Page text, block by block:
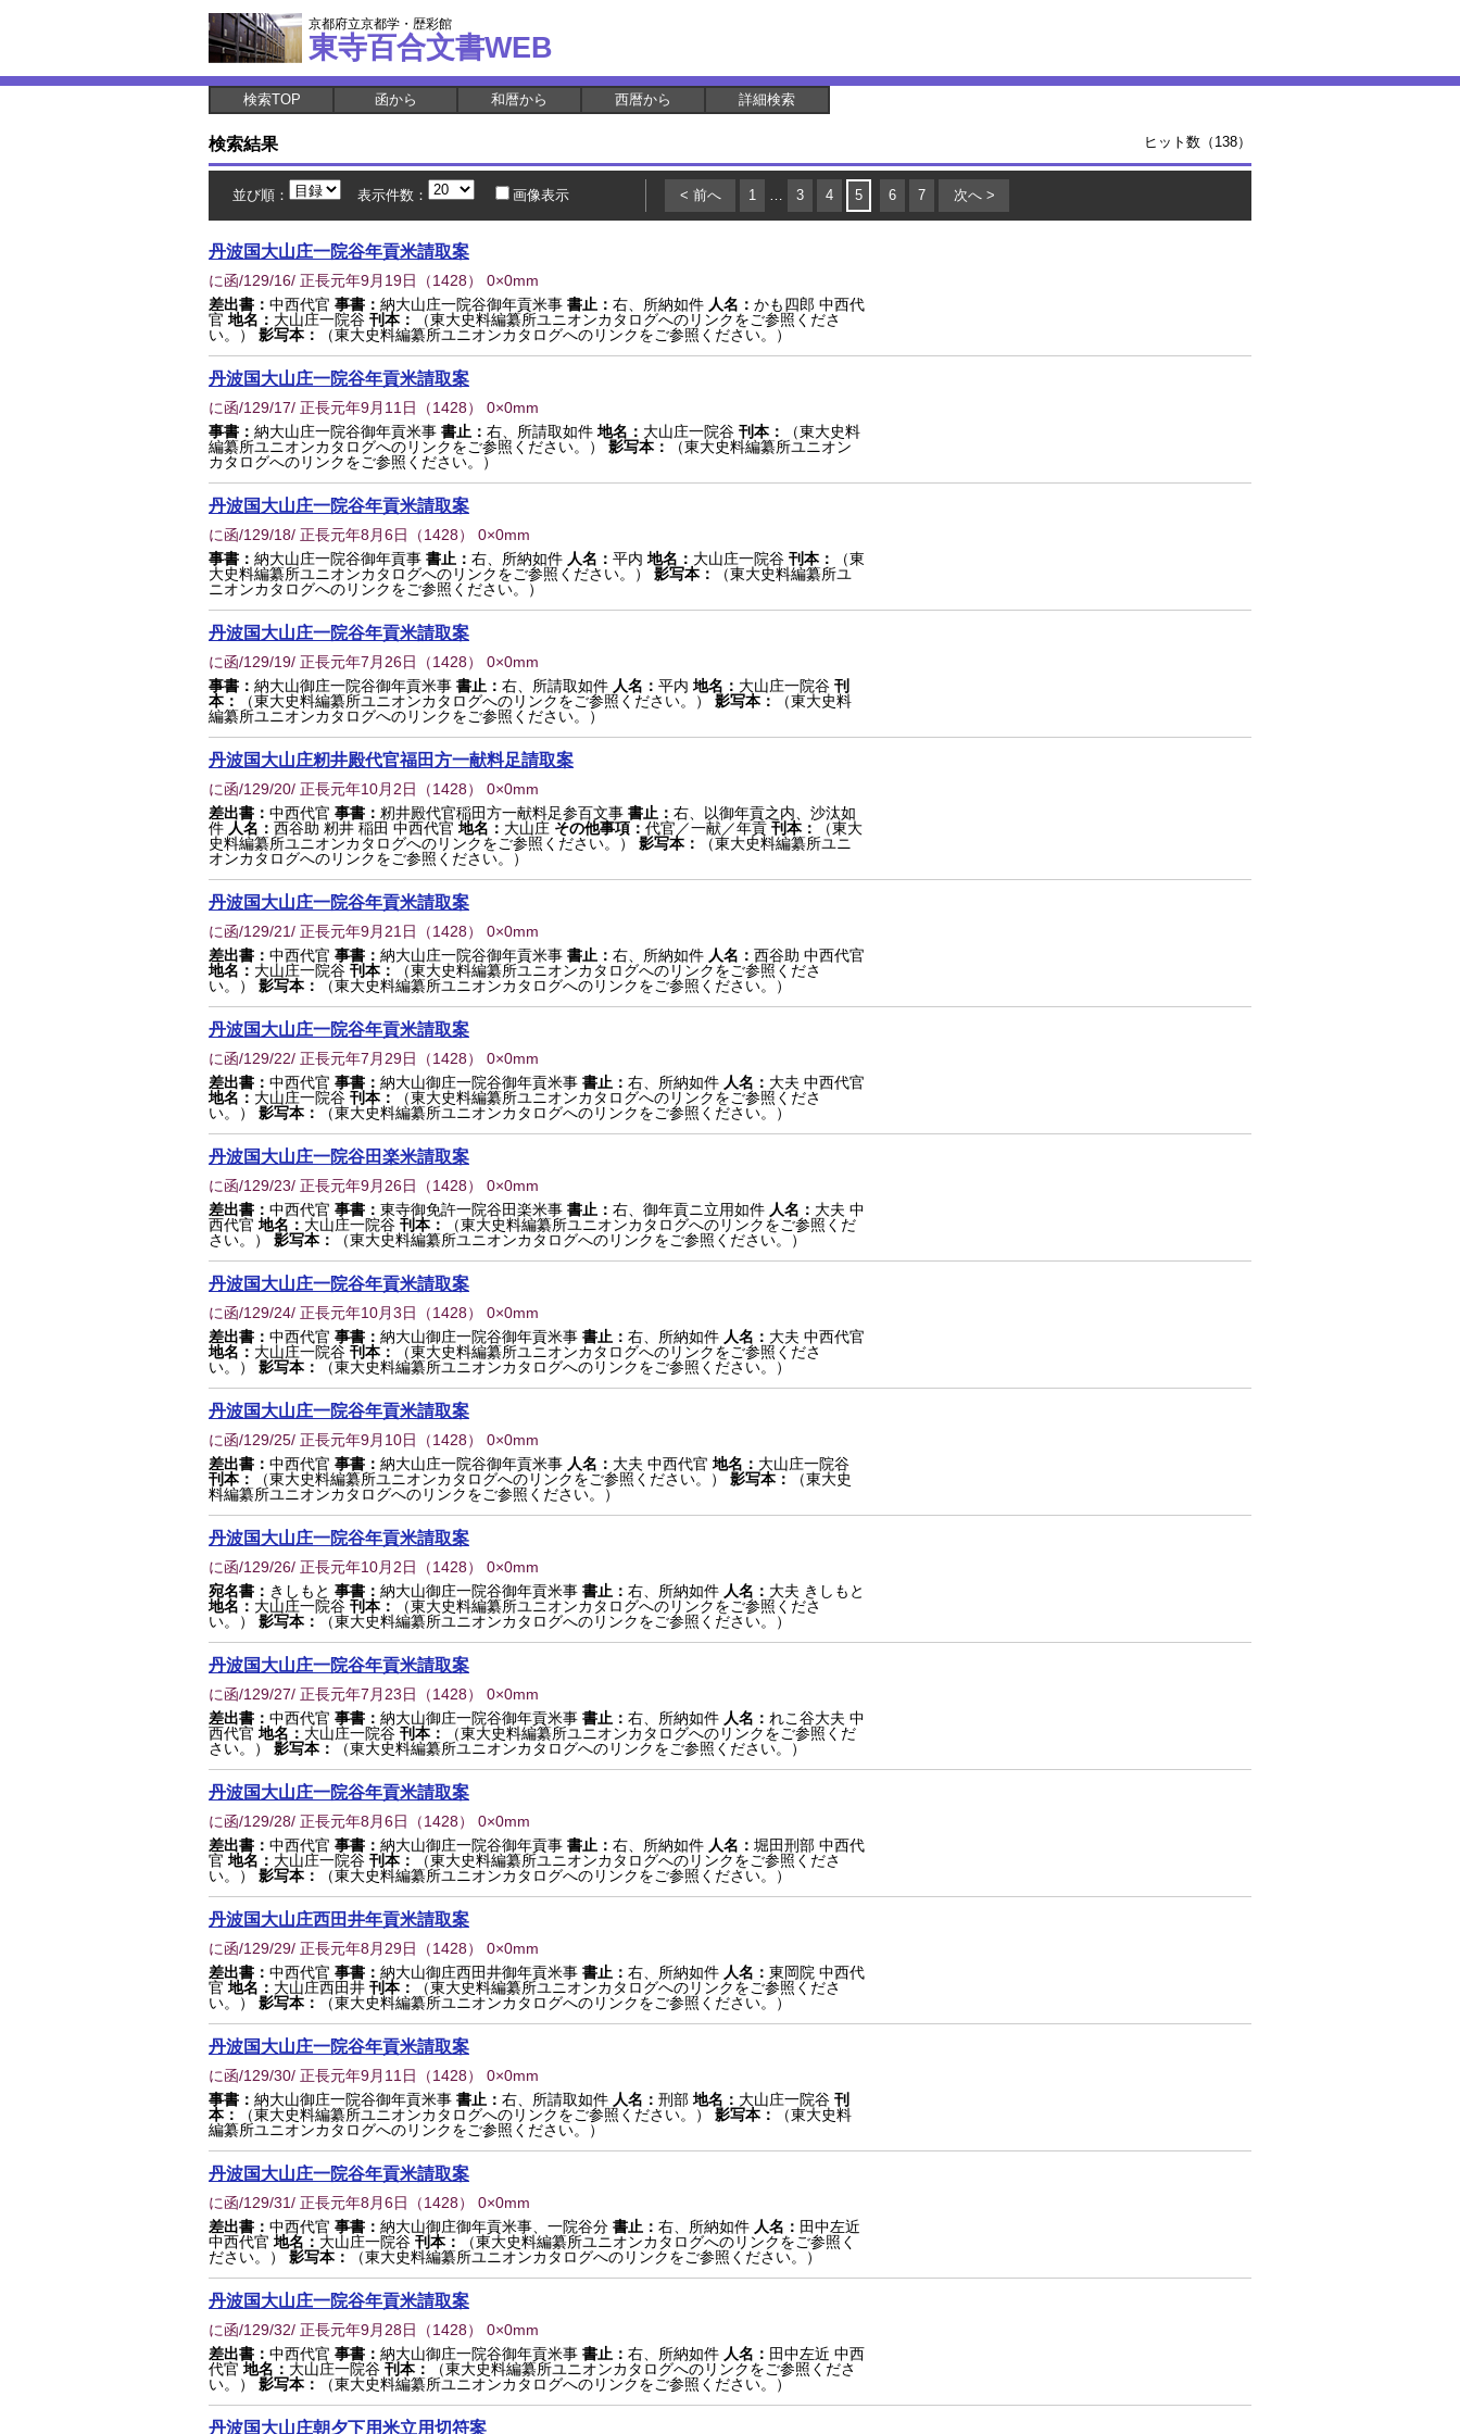
京都府立京都学・歴彩館
東寺百合文書WEB
検索TOP 函から 和暦から 西暦から 詳細検索
検索結果 ヒット数（138）
並び順： 表示件数： 画像表示 < 前へ 1 … 3 4 5 6 7 次へ >
丹波国大山庄一院谷年貢米請取案
に函/129/16/ 正長元年9月19日 （1428） 0×0mm
差出書： 中西代官 事書： 納大山庄一院谷御年貢米事 書止： 右、所納如件 人名： かも四郎 中西代
官 地名： 大山庄一院谷 刊本：
（東大史料編纂所ユニオンカタログへのリンクをご参照くださ
い。）
影写本： （東大史料編纂所ユニオンカタログへのリンクをご参照ください。）
丹波国大山庄一院谷年貢米請取案
に函/129/17/ 正長元年9月11日 （1428） 0×0mm
事書： 納大山庄一院谷御年貢米事 書止： 右、所請取如件 地名： 大山庄一院谷 刊本：
（東大史料
編纂所ユニオンカタログへのリンクをご参照ください。）
影写本：
（東大史料編纂所ユニオン
カタログへのリンクをご参照ください。）
丹波国大山庄一院谷年貢米請取案
に函/129/18/ 正長元年8月6日 （1428） 0×0mm
事書： 納大山庄一院谷御年貢事 書止： 右、所納如件 人名： 平内 地名： 大山庄一院谷 刊本：
（東
大史料編纂所ユニオンカタログへのリンクをご参照ください。）
影写本：
（東大史料編纂所ユ
ニオンカタログへのリンクをご参照ください。）
丹波国大山庄一院谷年貢米請取案
に函/129/19/ 正長元年7月26日 （1428） 0×0mm
事書： 納大山御庄一院谷御年貢米事 書止： 右、所請取如件 人名： 平内 地名： 大山庄一院谷 刊
本：
（東大史料編纂所ユニオンカタログへのリンクをご参照ください。） 影写本：
（東大史料
編纂所ユニオンカタログへのリンクをご参照ください。）
丹波国大山庄籾井殿代官福田方一献料足請取案
に函/129/20/ 正長元年10月2日 （1428） 0×0mm
差出書： 中西代官 事書： 籾井殿代官稲田方一献料足参百文事 書止： 右、以御年貢之内、沙汰如
件 人名： 西谷助 籾井 稲田 中西代官 地名： 大山庄 その他事項： 代官／一献／年貢 刊本：
（東大
史料編纂所ユニオンカタログへのリンクをご参照ください。）
影写本：
（東大史料編纂所ユニ
オンカタログへのリンクをご参照ください。）
丹波国大山庄一院谷年貢米請取案
に函/129/21/ 正長元年9月21日 （1428） 0×0mm
差出書： 中西代官 事書： 納大山庄一院谷御年貢米事 書止： 右、所納如件 人名： 西谷助 中西代官
地名： 大山庄一院谷 刊本：
（東大史料編纂所ユニオンカタログへのリンクをご参照くださ
い。）
影写本： （東大史料編纂所ユニオンカタログへのリンクをご参照ください。）
丹波国大山庄一院谷年貢米請取案
に函/129/22/ 正長元年7月29日 （1428） 0×0mm
差出書： 中西代官 事書： 納大山御庄一院谷御年貢米事 書止： 右、所納如件 人名： 大夫 中西代官
地名： 大山庄一院谷 刊本：
（東大史料編纂所ユニオンカタログへのリンクをご参照くださ
い。）
影写本： （東大史料編纂所ユニオンカタログへのリンクをご参照ください。）
丹波国大山庄一院谷田楽米請取案
に函/129/23/ 正長元年9月26日 （1428） 0×0mm
差出書： 中西代官 事書： 東寺御免許一院谷田楽米事 書止： 右、御年貢ニ立用如件 人名： 大夫 中
西代官 地名： 大山庄一院谷 刊本：
（東大史料編纂所ユニオンカタログへのリンクをご参照くだ
さい。）
影写本： （東大史料編纂所ユニオンカタログへのリンクをご参照ください。）
丹波国大山庄一院谷年貢米請取案
に函/129/24/ 正長元年10月3日 （1428） 0×0mm
差出書： 中西代官 事書： 納大山御庄一院谷御年貢米事 書止： 右、所納如件 人名： 大夫 中西代官
地名： 大山庄一院谷 刊本：
（東大史料編纂所ユニオンカタログへのリンクをご参照くださ
い。）
影写本： （東大史料編纂所ユニオンカタログへのリンクをご参照ください。）
丹波国大山庄一院谷年貢米請取案
に函/129/25/ 正長元年9月10日 （1428） 0×0mm
差出書： 中西代官 事書： 納大山庄一院谷御年貢米事 人名： 大夫 中西代官 地名： 大山庄一院谷
刊本：
（東大史料編纂所ユニオンカタログへのリンクをご参照ください。） 影写本：
（東大史
料編纂所ユニオンカタログへのリンクをご参照ください。）
丹波国大山庄一院谷年貢米請取案
に函/129/26/ 正長元年10月2日 （1428） 0×0mm
宛名書： きしもと 事書： 納大山御庄一院谷御年貢米事 書止： 右、所納如件 人名： 大夫 きしもと
地名： 大山庄一院谷 刊本：
（東大史料編纂所ユニオンカタログへのリンクをご参照くださ
い。）
影写本： （東大史料編纂所ユニオンカタログへのリンクをご参照ください。）
丹波国大山庄一院谷年貢米請取案
に函/129/27/ 正長元年7月23日 （1428） 0×0mm
差出書： 中西代官 事書： 納大山御庄一院谷御年貢米事 書止： 右、所納如件 人名： れこ谷大夫 中
西代官 地名： 大山庄一院谷 刊本：
（東大史料編纂所ユニオンカタログへのリンクをご参照くだ
さい。）
影写本： （東大史料編纂所ユニオンカタログへのリンクをご参照ください。）
丹波国大山庄一院谷年貢米請取案
に函/129/28/ 正長元年8月6日 （1428） 0×0mm
差出書： 中西代官 事書： 納大山御庄一院谷御年貢事 書止： 右、所納如件 人名： 堀田刑部 中西代
官 地名： 大山庄一院谷 刊本：
（東大史料編纂所ユニオンカタログへのリンクをご参照くださ
い。）
影写本： （東大史料編纂所ユニオンカタログへのリンクをご参照ください。）
丹波国大山庄西田井年貢米請取案
に函/129/29/ 正長元年8月29日 （1428） 0×0mm
差出書： 中西代官 事書： 納大山御庄西田井御年貢米事 書止： 右、所納如件 人名： 東岡院 中西代
官 地名： 大山庄西田井 刊本：
（東大史料編纂所ユニオンカタログへのリンクをご参照くださ
い。）
影写本： （東大史料編纂所ユニオンカタログへのリンクをご参照ください。）
丹波国大山庄一院谷年貢米請取案
に函/129/30/ 正長元年9月11日 （1428） 0×0mm
事書： 納大山御庄一院谷御年貢米事 書止： 右、所請取如件 人名： 刑部 地名： 大山庄一院谷 刊
本：
（東大史料編纂所ユニオンカタログへのリンクをご参照ください。） 影写本：
（東大史料
編纂所ユニオンカタログへのリンクをご参照ください。）
丹波国大山庄一院谷年貢米請取案
に函/129/31/ 正長元年8月6日 （1428） 0×0mm
差出書： 中西代官 事書： 納大山御庄御年貢米事、一院谷分 書止： 右、所納如件 人名： 田中左近
中西代官 地名： 大山庄一院谷 刊本：
（東大史料編纂所ユニオンカタログへのリンクをご参照く
ださい。）
影写本： （東大史料編纂所ユニオンカタログへのリンクをご参照ください。）
丹波国大山庄一院谷年貢米請取案
に函/129/32/ 正長元年9月28日 （1428） 0×0mm
差出書： 中西代官 事書： 納大山御庄一院谷御年貢米事 書止： 右、所納如件 人名： 田中左近 中西
代官 地名： 大山庄一院谷 刊本：
（東大史料編纂所ユニオンカタログへのリンクをご参照くださ
い。）
影写本： （東大史料編纂所ユニオンカタログへのリンクをご参照ください。）
丹波国大山庄朝夕下用米立用切符案